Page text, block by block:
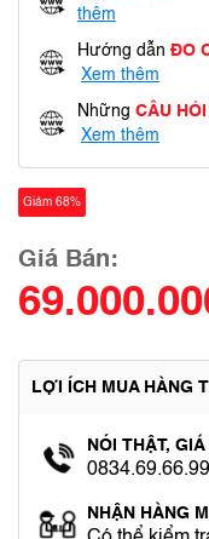
thêm
Hướng dẫn ĐO
Xem thêm
Những CÂU
Xem thêm
Giảm 68%
Giá Bán:
LỢI ÍCH MUA HÀNG
NÓI THẬT,
NHẬN HÀNG